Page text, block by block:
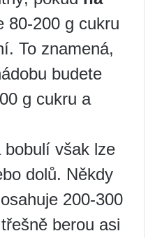
80-200 g cukru
To znamená,
budete
g cukru a
však lze
dolů. Někdy
200-300
berou asi